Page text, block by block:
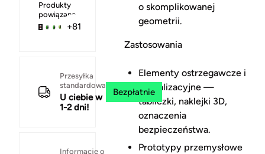
Produkty
powiązane
+81
Przesyłka
standardowa
U ciebie w
1-2 dni!
Bezpłatnie
Informacje o
o skomplikowanej
geometrii.
Zastosowania
Elementy ostrzegawcze i
sygnalizacyjne —
tabliczki, naklejki 3D,
oznaczenia
bezpieczeństwa.
Prototypy przemysłowe